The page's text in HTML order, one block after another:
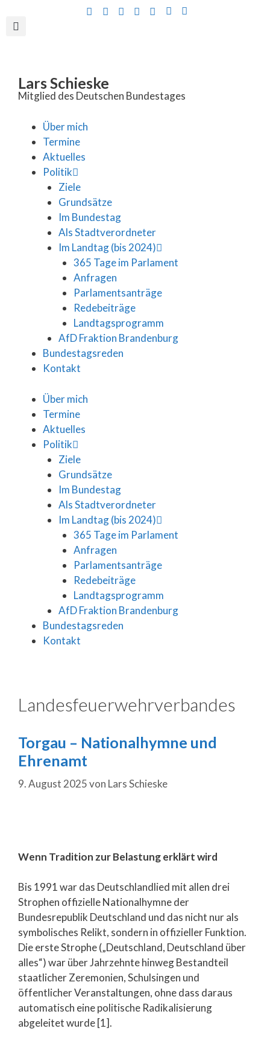
Lars Schieske
Mitglied des Deutschen Bundestages
Über mich
Termine
Aktuelles
Politik
Ziele
Grundsätze
Im Bundestag
Als Stadtverordneter
Im Landtag (bis 2024)
365 Tage im Parlament
Anfragen
Parlamentsanträge
Redebeiträge
Landtagsprogramm
AfD Fraktion Brandenburg
Bundestagsreden
Kontakt
Über mich
Termine
Aktuelles
Politik
Ziele
Grundsätze
Im Bundestag
Als Stadtverordneter
Im Landtag (bis 2024)
365 Tage im Parlament
Anfragen
Parlamentsanträge
Redebeiträge
Landtagsprogramm
AfD Fraktion Brandenburg
Bundestagsreden
Kontakt
Landesfeuerwehrverbandes
Torgau – Nationalhymne und
Ehrenamt
9. August 2025von Lars Schieske
Wenn Tradition zur Belastung erklärt wird
Bis 1991 war das Deutschlandlied mit allen drei
Strophen offizielle Nationalhymne der
Bundesrepublik Deutschland und das nicht nur als
symbolisches Relikt, sondern in offizieller Funktion.
Die erste Strophe („Deutschland, Deutschland über
alles“) war über Jahrzehnte hinweg Bestandteil
staatlicher Zeremonien, Schulsingen und
öffentlicher Veranstaltungen, ohne dass daraus
automatisch eine politische Radikalisierung
abgeleitet wurde [1].